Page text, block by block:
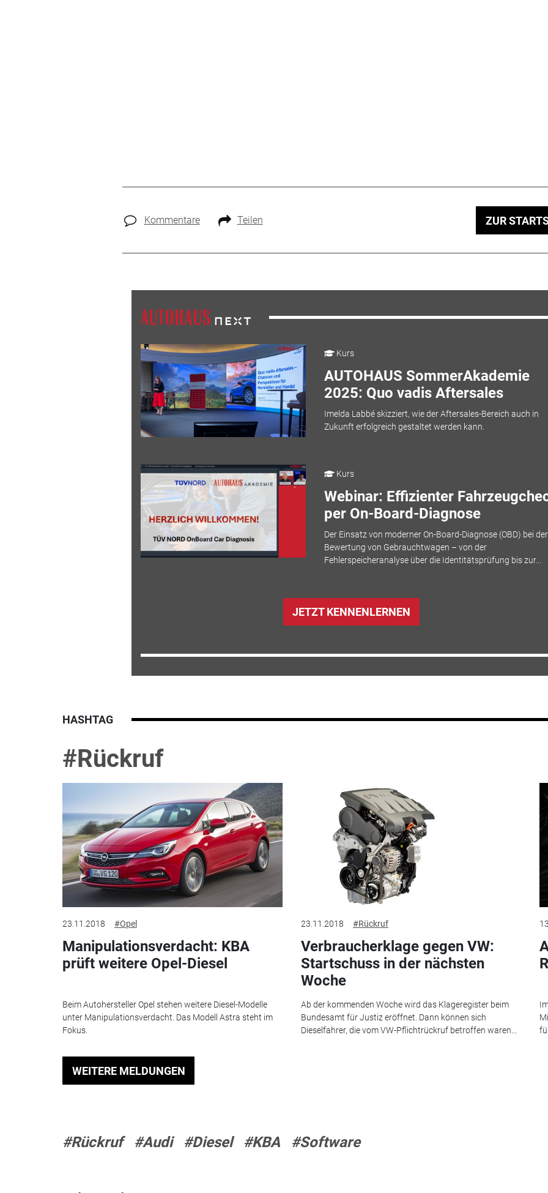
Kommentare Teilen ZUR
Kurs
AUTOHAUS SommerAkademie
2025: Quo vadis Aftersales
Imelda Labbé skizziert, wie der Aftersales-Bereich auch in
Zukunft erfolgreich gestaltet werden kann.
Kurs
Webinar: Effizienter
per On-Board-Diagnose
Der Einsatz von moderner On-Board-Diagnose (OBD) bei der
Bewertung von Gebrauchtwagen – von der
Fehlerspeicheranalyse über die Identitätsprüfung bis zur...
JETZT KENNENLERNEN
HASHTAG
#Rückruf
23.11.2018 #Opel
Manipulationsverdacht: KBA
prüft weitere Opel-Diesel
Beim Autohersteller Opel stehen weitere Diesel-Modelle
unter Manipulationsverdacht. Das Modell Astra steht im
Fokus.
23.11.2018 #Rückruf
Verbraucherklage gegen VW:
Startschuss in der nächsten
Woche
Ab der kommenden Woche wird das Klageregister beim
Bundesamt für Justiz eröffnet. Dann können sich
Dieselfahrer, die vom VW-Pflichtrückruf betroffen waren...
WEITERE MELDUNGEN
#Rückruf #Audi #Diesel #KBA #Software